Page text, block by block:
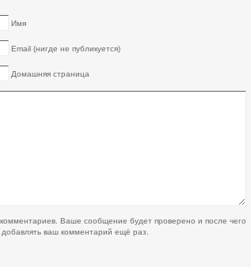
Имя
Email (нигде не публикуется)
Домашняя страница
Ваше сообщение будет проверено и после чего
ваш комментарий ещё раз.